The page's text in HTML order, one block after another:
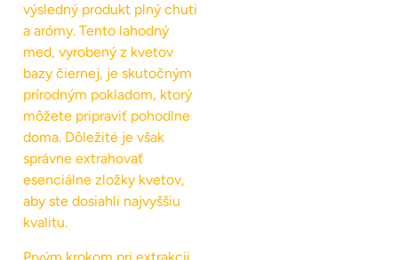
výsledný produkt plný chuti
a arómy. Tento lahodný
med, vyrobený z kvetov
bazy čiernej, je skutočným
prírodným pokladom, ktorý
môžete pripraviť pohodlne
doma. Dôležité je však
správne extrahovať
esenciálne zložky kvetov,
aby ste dosiahli najvyššiu
kvalitu.
Prvým krokom pri extrakcii